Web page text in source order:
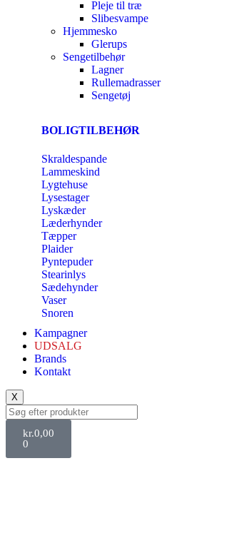
Pleje til træ
Slibesvampe
Hjemmesko
Glerups
Sengetilbehør
Lagner
Rullemadrasser
Sengetøj
BOLIGTILBEHØR
Skraldespande
Lammeskind
Lygtehuse
Lysestager
Lyskæder
Læderhynder
Tæpper
Plaider
Pyntepuder
Stearinlys
Sædehynder
Vaser
Snoren
Kampagner
UDSALG
Brands
Kontakt
X
kr.0,00
0